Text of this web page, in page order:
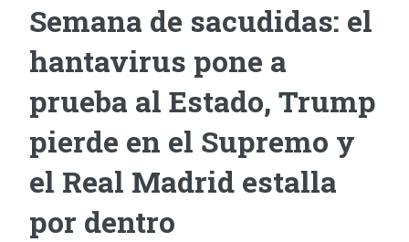
Semana de sacudidas: el
hantavirus pone a
prueba al Estado, Trump
pierde en el Supremo y
el Real Madrid estalla
por dentro